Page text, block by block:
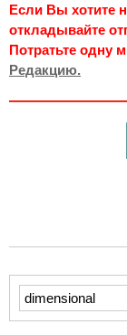
Если Вы хотите
откладывайте
Потратьте одну
Редакцию.
Введите
текст